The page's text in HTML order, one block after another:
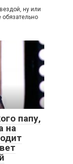
ну или
папу,
на